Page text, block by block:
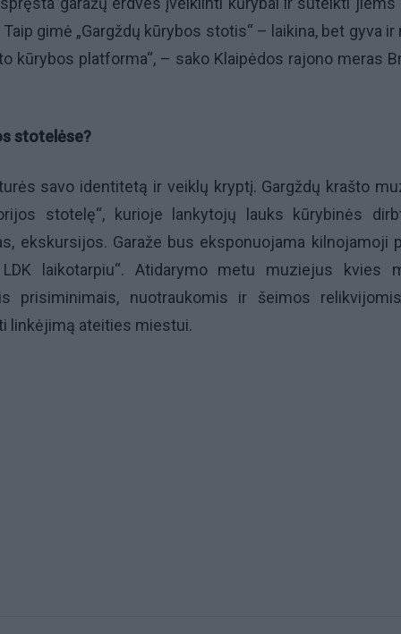
gimė „Gargždų kūrybos stotis“ – laikina, bet gyva ir
kūrybos platforma“, – sako Klaipėdos rajono meras
stotelėse?
savo identitetą ir veiklų kryptį. Gargždų krašto
stotelę“, kurioje lankytojų lauks kūrybinės
ekskursijos. Garaže bus eksponuojama kilnojamoji
LDK laikotarpiu“. Atidarymo metu muziejus kvies
prisiminimais, nuotraukomis ir šeimos
linkėjimą ateities miestui.